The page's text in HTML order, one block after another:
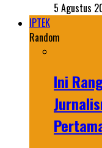
5 Agustus
IPTEK
Random
Ini